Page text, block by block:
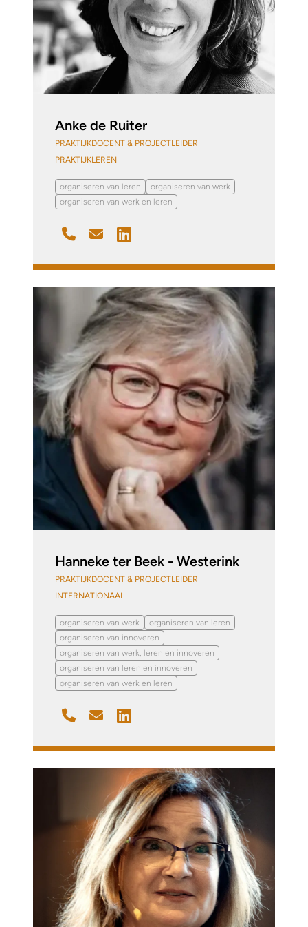
Anke de Ruiter
PRAKTIJKDOCENT & PROJECTLEIDER
PRAKTIJKLEREN
organiseren van leren
organiseren van werk
organiseren van werk en leren
Hanneke ter Beek - Westerink
PRAKTIJKDOCENT & PROJECTLEIDER
INTERNATIONAAL
organiseren van werk
organiseren van leren
organiseren van innoveren
organiseren van werk, leren en innoveren
organiseren van leren en innoveren
organiseren van werk en leren